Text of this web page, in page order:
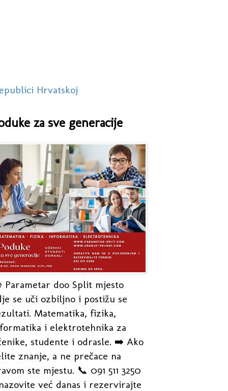
Hrvatskoj
za sve generacije
Parametar doo Split mjesto
se uči ozbiljno i postižu se
Matematika, fizika,
i elektrotehnika za
studente i odrasle. ➡️ Ako
znanje, a ne prečace na
ste mjestu. 📞 091 511 3250
već danas i rezervirajte